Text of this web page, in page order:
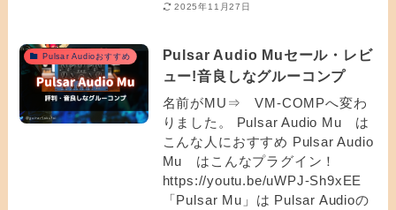
2025年11月27日
Pulsar Audioおすすめ
Pulsar Audio Muセール・レビ
ュー!音良しなグルーコンプ
名前がMU⇒ VM-COMPへ変わ
りました。 Pulsar Audio Mu は
こんな人におすすめ Pulsar Audio
Mu はこんなプラグイン！
https://youtu.be/uWPJ-Sh9xEE
「Pulsar Mu」は Pulsar Audioの